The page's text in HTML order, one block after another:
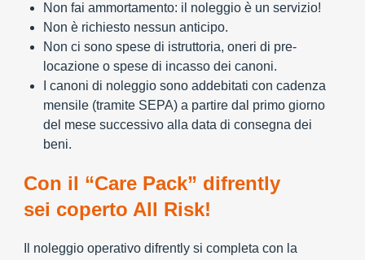
Non fai ammortamento: il noleggio è un servizio!
Non è richiesto nessun anticipo.
Non ci sono spese di istruttoria, oneri di pre-
locazione o spese di incasso dei canoni.
I canoni di noleggio sono addebitati con cadenza
mensile (tramite SEPA) a partire dal primo giorno
del mese successivo alla data di consegna dei
beni.
Con il “Care Pack” difrently
sei coperto All Risk!
Il noleggio operativo difrently si completa con la